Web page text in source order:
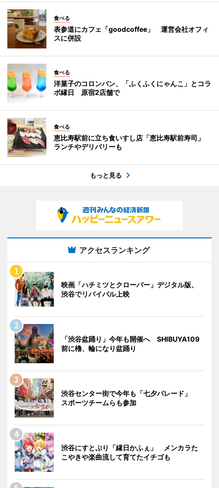
食べる
表参道にカフェ「goodcoffee」 運営会社オフィ
スに併設
食べる
洋菓子のコロンバン、「ふくふくにゃんこ」とコラ
ボ縁日 原宿2店舗で
食べる
恵比寿駅前に立ち食いすし店「恵比寿駅前寿司」
ランチやデリバリーも
もっと見る
アクセスランキング
映画「ハチミツとクローバー」デジタル版、
渋谷でリバイバル上映
「渋谷盆踊り」今年も開催へ SHIBUYA109
前に櫓、輪になり盆踊り
渋谷センター街で今年も「七夕パレード」
スポーツチームらも参加
渋谷にすとぷり「縁日かふぇ」 メンカラた
こやきや楽曲流して育てたイチゴも